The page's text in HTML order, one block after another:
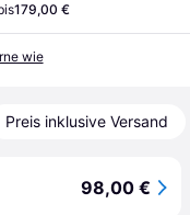
179,00 €
wie
Preis inklusive Versand
98,00 €